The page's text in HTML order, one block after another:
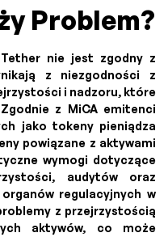
Problem?
nie jest zgodny z
z niezgodności z
i nadzoru, które
z MiCA emitenci
jako tokeny pieniądza
powiązane z aktywami
wymogi dotyczące
audytów oraz
regulacyjnych w
z przejrzystością
aktywów, co może